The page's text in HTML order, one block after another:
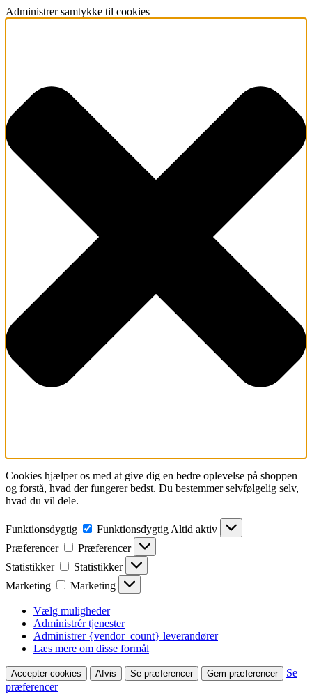
Administrer samtykke til cookies
Cookies hjælper os med at give dig en bedre oplevelse på shoppen
og forstå, hvad der fungerer bedst. Du bestemmer selvfølgelig selv,
hvad du vil dele.
Funktionsdygtig Funktionsdygtig Altid aktiv
Præferencer
Præferencer
Statistikker
Statistikker
Marketing
Marketing
Vælg muligheder
Administrér tjenester
Administrer {vendor_count} leverandører
Læs mere om disse formål
Accepter cookies Afvis Se præferencer Gem præferencer
Se
præferencer